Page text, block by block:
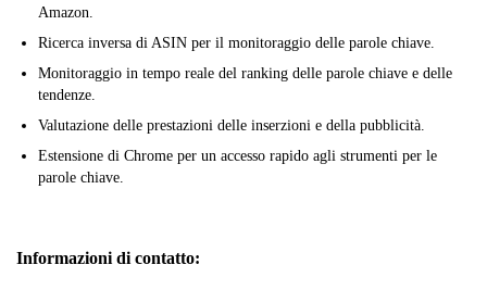
Amazon.
Ricerca inversa di ASIN per il monitoraggio delle parole chiave.
Monitoraggio in tempo reale del ranking delle parole chiave e delle
tendenze.
Valutazione delle prestazioni delle inserzioni e della pubblicità.
Estensione di Chrome per un accesso rapido agli strumenti per le
parole chiave.
Informazioni di contatto: